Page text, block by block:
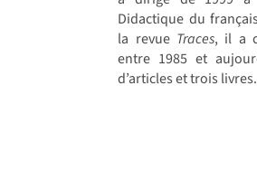
Didactique du
la revue Traces, il a
entre 1985 et
d’articles et trois livres.